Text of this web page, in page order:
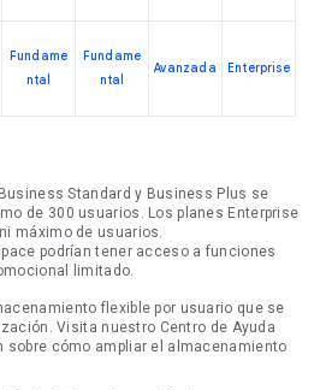
Fundame
ntal
Fundame
ntal
Avanzada Enterprise
Standard y Business Plus se
de 300 usuarios. Los planes Enterprise
máximo de usuarios.
podrían tener acceso a funciones
limitado.
flexible por usuario que se
Visita nuestro Centro de Ayuda
sobre cómo ampliar el almacenamiento